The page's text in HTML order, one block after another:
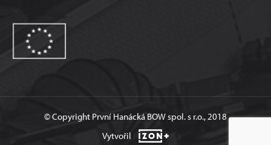
© Copyright První Hanácká BOW spol. s r.o., 2018
Vytvořil